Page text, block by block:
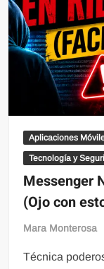
Aplicaciones
Tecnología y
Messenger
(Ojo con
Mara Monterosa
Técnica